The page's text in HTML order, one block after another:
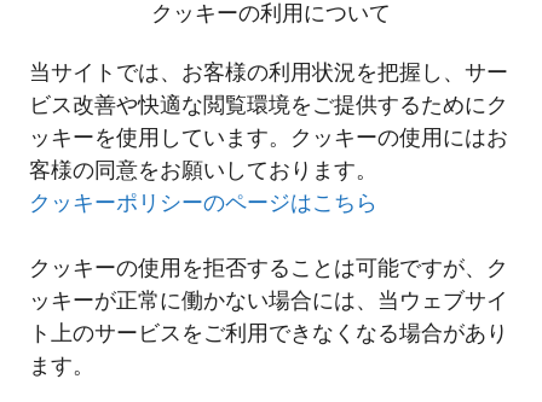
クッキーの利用について
当サイトでは、お客様の利用状況を把握し、サー
ビス改善や快適な閲覧環境をご提供するためにク
ッキーを使用しています。クッキーの使用にはお
客様の同意をお願いしております。
クッキーポリシーのページはこちら
クッキーの使用を拒否することは可能ですが、ク
ッキーが正常に働かない場合には、当ウェブサイ
ト上のサービスをご利用できなくなる場合があり
ます。
げます。
一覧へ